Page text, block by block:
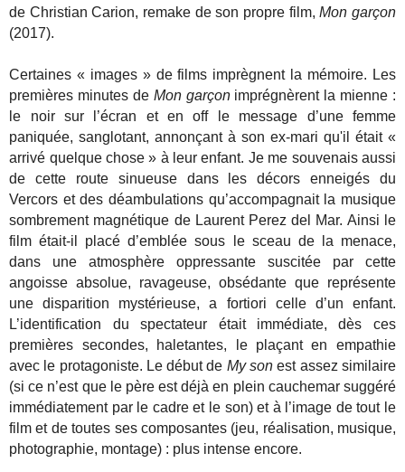
de Christian Carion, remake de son propre film,Mon garçon
(2017).
Certaines « images » de films imprègnent la mémoire. Les
premières minutes de Mon garçonimprégnèrent la mienne :
le noir sur l’écran et en off le message d’une femme
paniquée, sanglotant, annonçant à son ex-mari qu'il était «
arrivé quelque chose » à leur enfant. Je me souvenais aussi
de cette route sinueuse dans les décors enneigés du
Vercors et des déambulations qu’accompagnait la musique
sombrement magnétique de Laurent Perez del Mar. Ainsi le
film était-il placé d’emblée sous le sceau de la menace,
dans une atmosphère oppressante suscitée par cette
angoisse absolue, ravageuse, obsédante que représente
une disparition mystérieuse, a fortiori celle d’un enfant.
L’identification du spectateur était immédiate, dès ces
premières secondes, haletantes, le plaçant en empathie
avec le protagoniste. Le début de My son est assez similaire
(si ce n’est que le père est déjà en plein cauchemar suggéré
immédiatement par le cadre et le son) et à l’image de tout le
film et de toutes ses composantes (jeu, réalisation, musique,
photographie, montage) : plus intense encore.